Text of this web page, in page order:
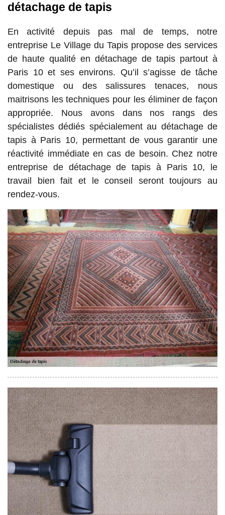
détachage de tapis
En activité depuis pas mal de temps, notre
entreprise Le Village du Tapis propose des services
de haute qualité en détachage de tapis partout à
Paris 10 et ses environs. Qu’il s’agisse de tâche
domestique ou des salissures tenaces, nous
maitrisons les techniques pour les éliminer de façon
appropriée. Nous avons dans nos rangs des
spécialistes dédiés spécialement au détachage de
tapis à Paris 10, permettant de vous garantir une
réactivité immédiate en cas de besoin. Chez notre
entreprise de détachage de tapis à Paris 10, le
travail bien fait et le conseil seront toujours au
rendez-vous.